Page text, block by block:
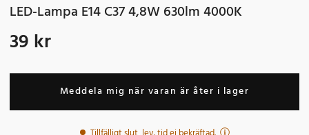
LED-Lampa E14 C37 4,8W 630lm 4000K
Pris: 39 kr
39 kr
Meddela mig när varan är åter i lager